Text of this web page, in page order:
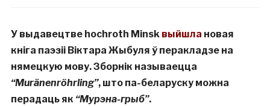
У выдавецтве hochroth Minsk выйшла новая
кніга паэзіі Віктара Жыбуля ў перакладзе на
нямецкую мову. Зборнік называецца
“Muränenröhrling”, што па-беларуску можна
перадаць як “Мурэна-грыб”.